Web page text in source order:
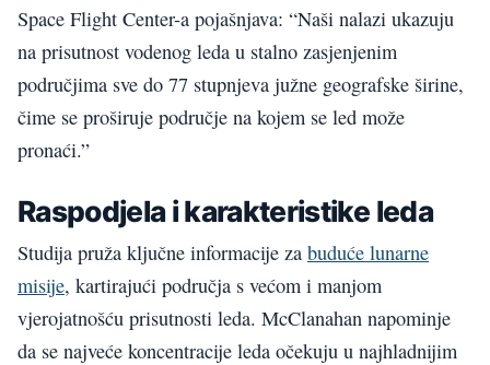
Space Flight Center-a pojašnjava: “Naši nalazi ukazuju
na prisutnost vodenog leda u stalno zasjenjenim
područjima sve do 77 stupnjeva južne geografske širine,
čime se proširuje područje na kojem se led može
pronaći.”
Raspodjela i karakteristike leda
Studija pruža ključne informacije za buduće lunarne
misije, kartirajući područja s većom i manjom
vjerojatnošću prisutnosti leda. McClanahan napominje
da se najveće koncentracije leda očekuju u najhladnijim